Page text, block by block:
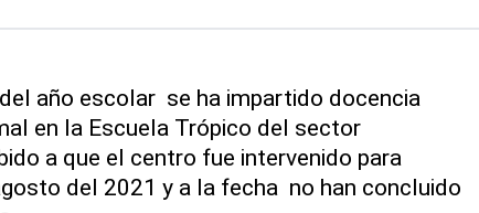
año escolar se ha impartido docencia
en la Escuela Trópico del sector
a que el centro fue intervenido para
del 2021 y a la fecha no han concluido